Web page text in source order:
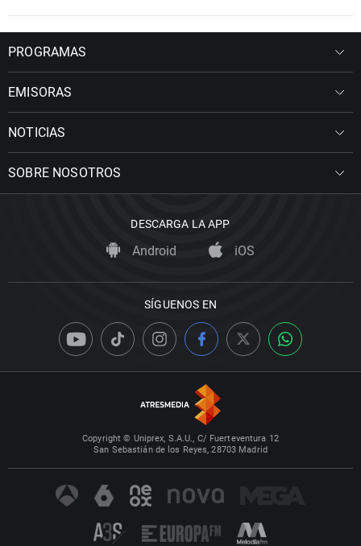
PROGRAMAS
EMISORAS
NOTICIAS
SOBRE NOSOTROS
DESCARGA LA APP
Android iOS
SÍGUENOS EN
Copyright © Uniprex, S.A.U., C/ Fuerteventura 12
San Sebastián de los Reyes, 28703 Madrid